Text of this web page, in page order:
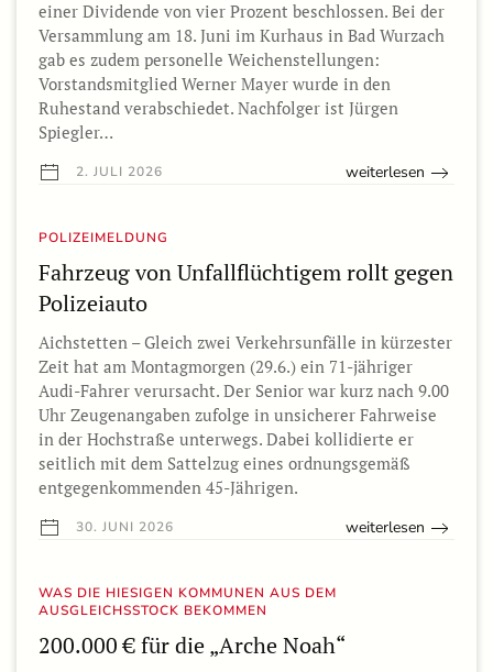
einer Dividende von vier Prozent beschlossen. Bei der
Versammlung am 18. Juni im Kurhaus in Bad Wurzach
gab es zudem personelle Weichenstellungen:
Vorstandsmitglied Werner Mayer wurde in den
Ruhestand verabschiedet. Nachfolger ist Jürgen
Spiegler…
2. JULI 2026 weiterlesen
POLIZEIMELDUNG
Fahrzeug von Unfallflüchtigem rollt gegen
Polizeiauto
Aichstetten – Gleich zwei Verkehrsunfälle in kürzester
Zeit hat am Montagmorgen (29.6.) ein 71-jähriger
Audi-Fahrer verursacht. Der Senior war kurz nach 9.00
Uhr Zeugenangaben zufolge in unsicherer Fahrweise
in der Hochstraße unterwegs. Dabei kollidierte er
seitlich mit dem Sattelzug eines ordnungsgemäß
entgegenkommenden 45-Jährigen.
30. JUNI 2026 weiterlesen
WAS DIE HIESIGEN KOMMUNEN AUS DEM
AUSGLEICHSSTOCK BEKOMMEN
200.000 € für die „Arche Noah“